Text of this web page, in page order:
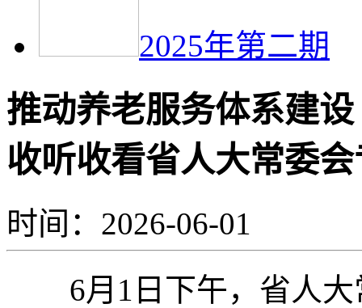
2025年第二期
推动养老服务体系建
收听收看省人大常委
时间：2026-06-01
6月1日下午，省人大